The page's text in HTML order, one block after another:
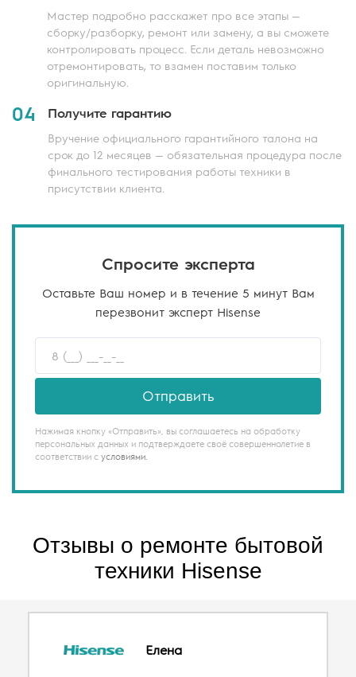
Мастер подробно расскажет про все этапы —
сборку/разборку, ремонт или замену, а вы сможете
контролировать процесс. Если деталь невозможно
отремонтировать, то взамен поставим только
оригинальную.
04 Получите гарантию
Вручение официального гарантийного талона на
срок до 12 месяцев — обязательная процедура после
финального тестирования работы техники в
присутствии клиента.
Спросите эксперта
Оставьте Ваш номер и в течение 5 минут Вам
перезвонит эксперт Hisense
Отправить
Нажимая кнопку «Отправить», вы соглашаетесь на обработку
персональных данных и подтверждаете своё совершеннолетие в
соответствии с условиями.
Отзывы о ремонте бытовой
техники Hisense
Елена